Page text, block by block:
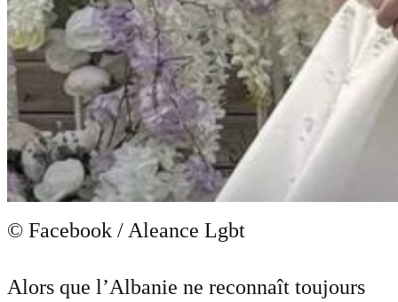
© Facebook / Aleance Lgbt
Alors que l’Albanie ne reconnaît toujours